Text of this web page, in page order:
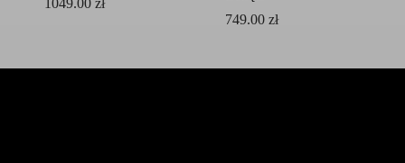
749.00 zł